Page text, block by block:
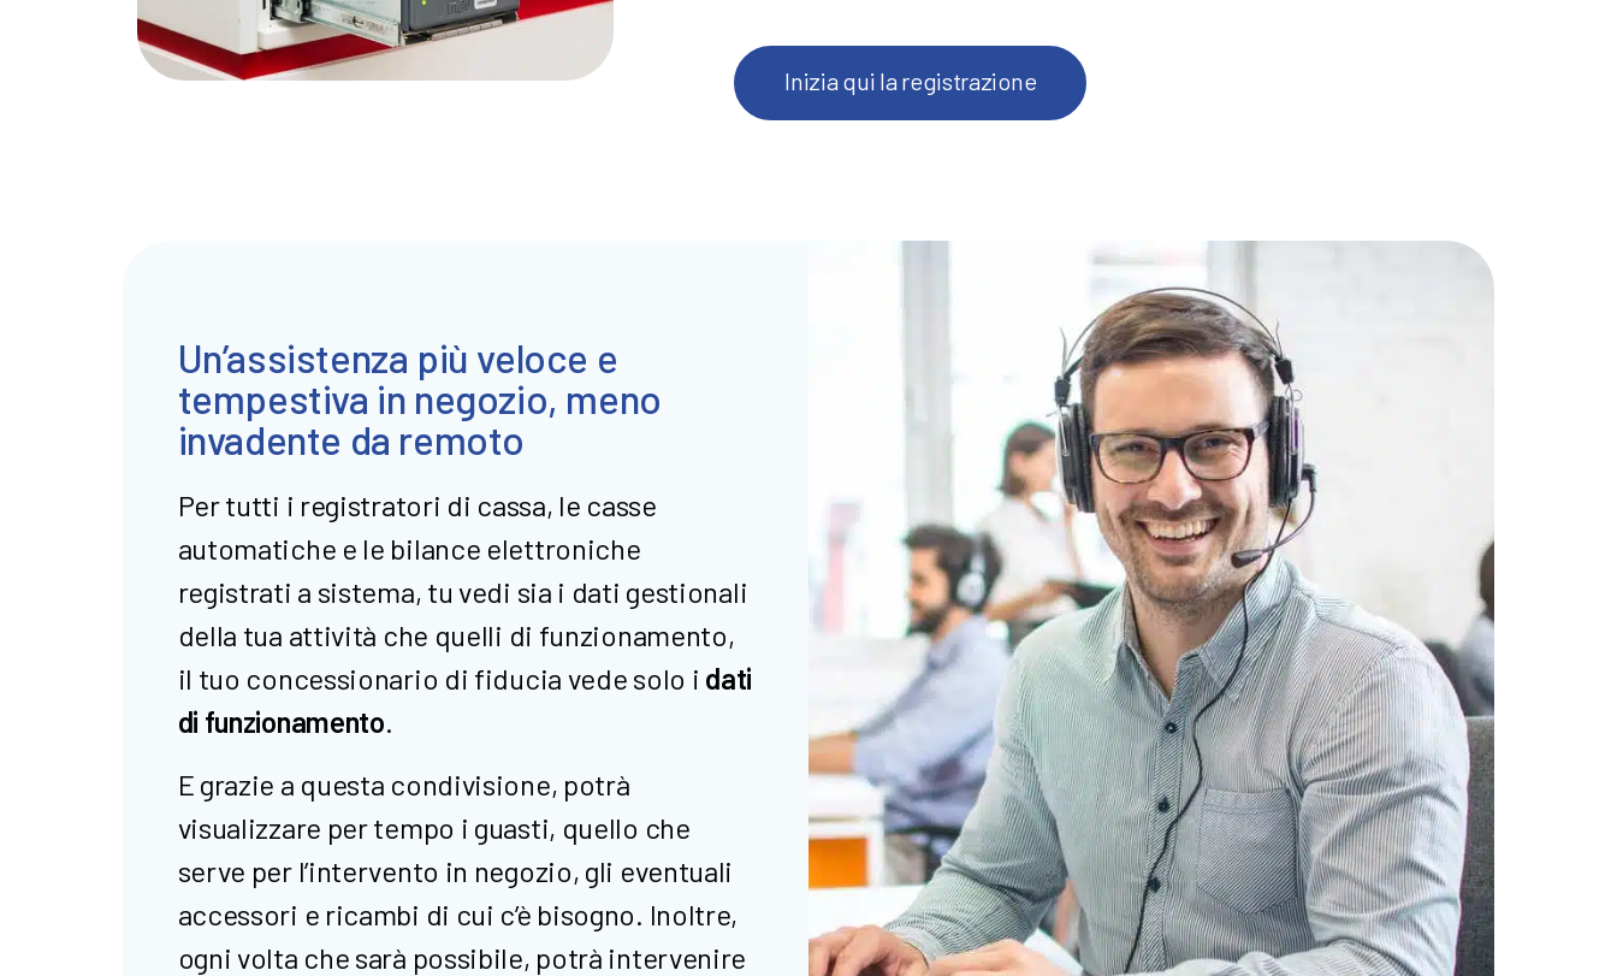
Inizia qui la registrazione
Un’assistenza più veloce e
tempestiva in negozio, meno
invadente da remoto
Per tutti i registratori di cassa, le casse
automatiche e le bilance elettroniche
registrati a sistema, tu vedi sia i dati gestionali
della tua attività che quelli di funzionamento,
il tuo concessionario di fiducia vede solo i dati
di funzionamento.
E grazie a questa condivisione, potrà
visualizzare per tempo i guasti, quello che
serve per l’intervento in negozio, gli eventuali
accessori e ricambi di cui c’è bisogno. Inoltre,
ogni volta che sarà possibile, potrà intervenire